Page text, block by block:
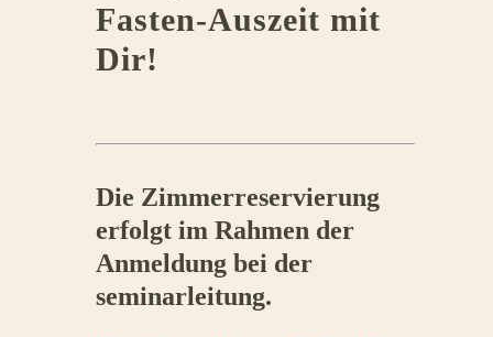
Fasten-Auszeit mit
Dir!
Die Zimmerreservierung
erfolgt im Rahmen der
Anmeldung bei der
seminarleitung.